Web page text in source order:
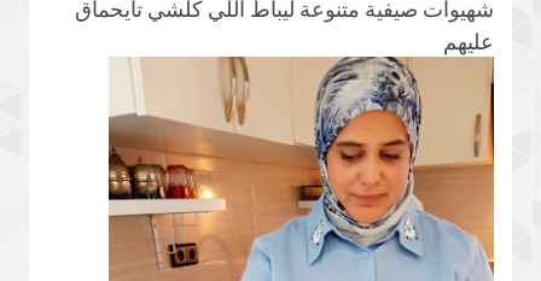
شهيوات صيفية متنوعة ليباط اللي كلشي تايحماق
عليهم